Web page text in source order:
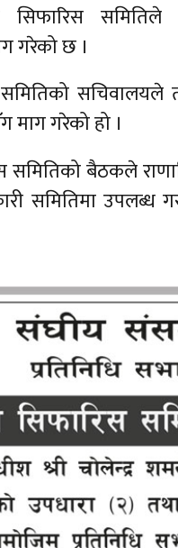
समितिले
गरेको छ ।
सचिवालयले
माग गरेको हो ।
समितिको बैठकले
समितिमा उपलब्ध